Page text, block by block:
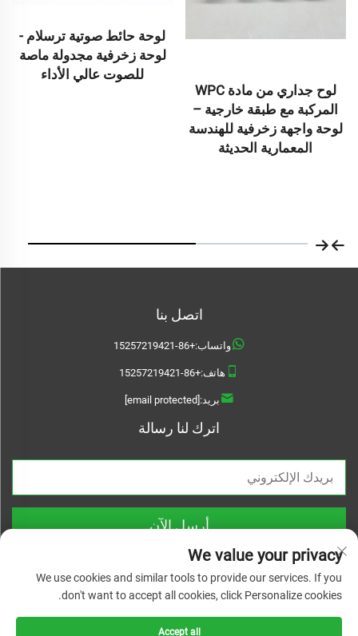
لوح جداري من مادة WPC
المركبة مع طبقة خارجية –
لوحة واجهة زخرفية للهندسة
المعمارية الحديثة
لوحة حائط صوتية ترسلام -
لوحة زخرفية مجدولة ماصة
للصوت عالي الأداء
اتصل بنا
واتساب:+86-15257219421
هاتف:+86-15257219421
بريد:[email protected]
اترك لنا رسالة
أرسل الآن
We value your privacy
We use cookies and similar tools to provide our services. If you
don't want to accept all cookies, click Personalize cookies.
Accept all